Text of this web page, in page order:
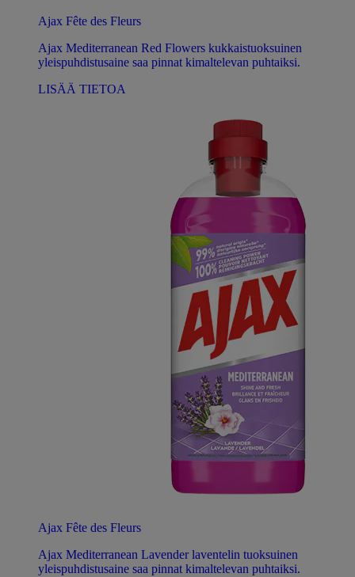
Ajax Fête des Fleurs
Ajax Mediterranean Red Flowers kukkaistuoksuinen
yleispuhdistusaine saa pinnat kimaltelevan puhtaiksi.
LISÄÄ TIETOA
Ajax Fête des Fleurs
Ajax Mediterranean Lavender laventelin tuoksuinen
yleispuhdistusaine saa pinnat kimaltelevan puhtaiksi.